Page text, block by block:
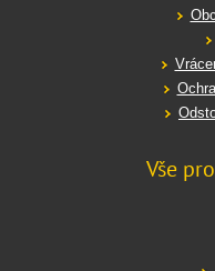
Vše